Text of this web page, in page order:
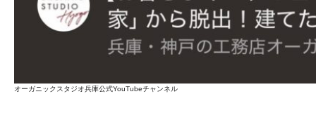
オーガニックスタジオ兵庫公式YouTubeチャンネル